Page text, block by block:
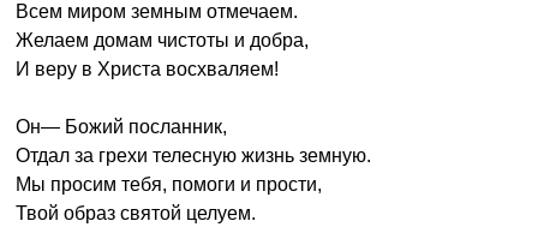
Всем миром земным отмечаем.
Желаем домам чистоты и добра,
И веру в Христа восхваляем!
Он— Божий посланник,
Отдал за грехи телесную жизнь земную.
Мы просим тебя, помоги и прости,
Твой образ святой целуем.